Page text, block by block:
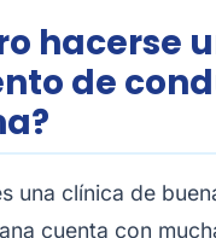
hacerse
de
una clínica de
cuenta con